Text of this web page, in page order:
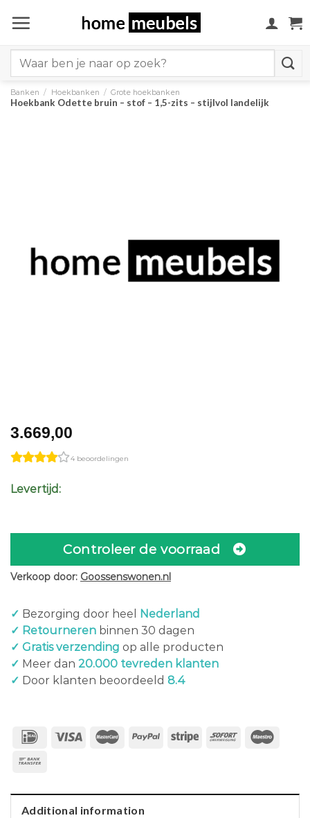
naar
for:
Banken / Hoekbanken / Grote hoekbanken
Hoekbank Odette bruin – stof – 1,5-zits – stijlvol landelijk
3.669,00
4 beoordelingen
Levertijd:
Controleer de voorraad
Verkoop door: Goossenswonen.nl
✓ Bezorging door heel
Nederland
✓ Retourneren binnen 30 dagen
✓ Gratis verzending op alle producten
✓ Meer dan 20.000 tevreden klanten
✓ Door klanten beoordeeld 8.4
Additional information